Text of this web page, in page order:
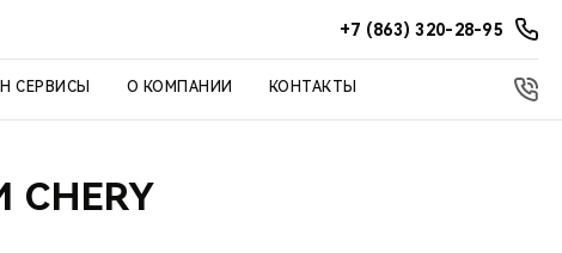
+7 (863) 320-28-95
СЕРВИСЫ О КОМПАНИИ КОНТАКТЫ